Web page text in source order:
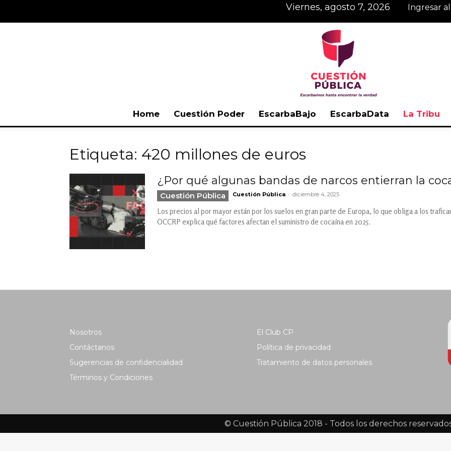
viernes, agosto 7, 2026 Ingresar
Home Cuestión Poder EscarbaBajo EscarbaData La Tribu
Etiqueta: 420 millones de euros
¿Por qué algunas bandas de narcos entierran la
Cuestión Pública Cuestión Pública - diciembre 4, 2025
Los precios al por mayor están por los suelos en gran parte de Europa, lo que obliga a los
OCCRP explica qué factores afectan el suministro de cocaína en 2025.
Nosotros
Contáctanos
Sugerencias de confidencialidad
Términos y Condiciones
El Club CP
Política de privacidad
Tratamiento de datos personales
© Cuestión Pública 2018 - Todos los derechos